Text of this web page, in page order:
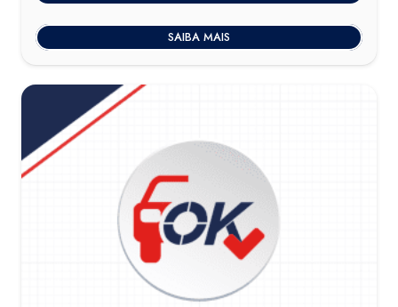
SAIBA MAIS